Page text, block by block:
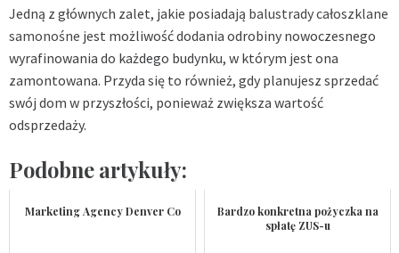
Jedną z głównych zalet, jakie posiadają balustrady całoszklane
samonośne jest możliwość dodania odrobiny nowoczesnego
wyrafinowania do każdego budynku, w którym jest ona
zamontowana. Przyda się to również, gdy planujesz sprzedać
swój dom w przyszłości, ponieważ zwiększa wartość
odsprzedaży.
Podobne artykuły:
Marketing Agency Denver Co
Bardzo konkretna pożyczka na
spłatę ZUS-u